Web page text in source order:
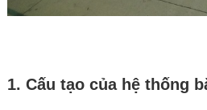
1. Cấu tạo của hệ thống